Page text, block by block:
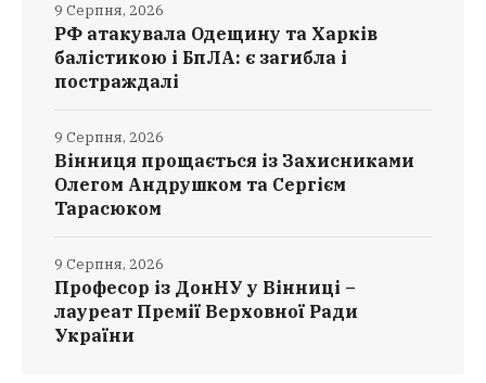
РФ атакувала Одещину та Харків
балістикою і БпЛА: є загибла і
постраждалі
9 Серпня, 2026
Вінниця прощається із Захисниками
Олегом Андрушком та Сергієм
Тарасюком
9 Серпня, 2026
Професор із ДонНУ у Вінниці –
лауреат Премії Верховної Ради
України
9 Серпня, 2026